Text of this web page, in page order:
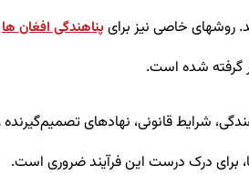
روشهای خاصی نیز برایپناهندگی افغان ها
شده است.
شرایط قانونی، نهادهای تصمیم‌گیرنده و
برای درک درست این فرآیند ضروری است.